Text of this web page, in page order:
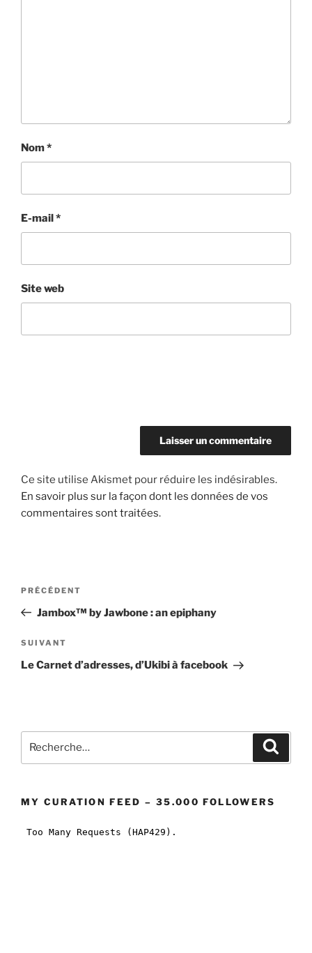
Nom*
E-mail*
Site web
Ce site utilise Akismet pour réduire les indésirables.
En savoir plus sur la façon dont les données de vos
commentaires sont traitées.
Navigation
l’article
Article
précédent
PRÉCÉDENT
Jambox™ by Jawbone : an epiphany
Article
suivant
SUIVANT
Le Carnet d’adresses, d’Ukibi à facebook
pour
MY CURATION FEED – 35.000 FOLLOWERS